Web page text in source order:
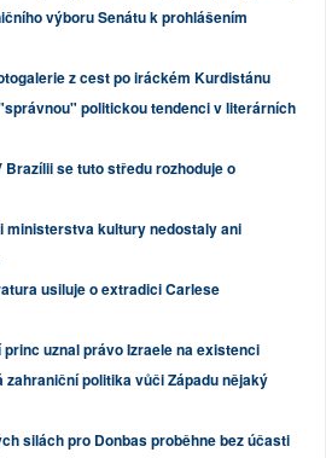
výboru Senátu k prohlášením
z cest po iráckém Kurdistánu
politickou tendenci v literárních
Brazílii se tuto středu rozhoduje o
ministerstva kultury nedostaly ani
usiluje o extradici Carlese
uznal právo Izraele na existenci
zahraniční politika vůči Západu nějaký
silách pro Donbas proběhne bez účasti